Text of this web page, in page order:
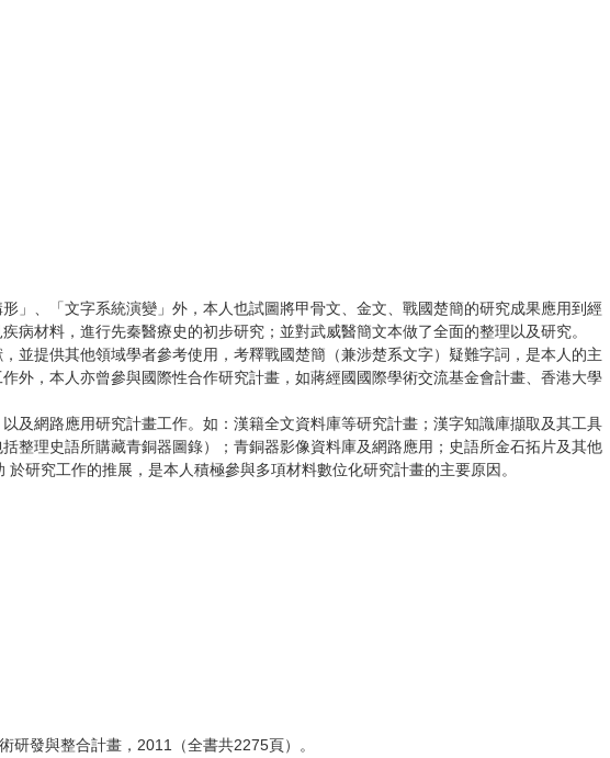
」、「文字系統演變」外，本人也試圖將甲骨文、金文、戰國楚簡的研究成果應用到經
材料，進行先秦醫療史的初步研究；並對武威醫簡文本做了全面的整理以及研究。
並提供其他領域學者參考使用，考釋戰國楚簡（兼涉楚系文字）疑難字詞，是本人的主
外，本人亦曾參與國際性合作研究計畫，如蔣經國國際學術交流基金會計畫、香港大學
及網路應用研究計畫工作。如：漢籍全文資料庫等研究計畫；漢字知識庫擷取及其工具
理史語所購藏青銅器圖錄）；青銅器影像資料庫及網路應用；史語所金石拓片及其他
研究工作的推展，是本人積極參與多項材料數位化研究計畫的主要原因。
發與整合計畫，2011（全書共2275頁）。